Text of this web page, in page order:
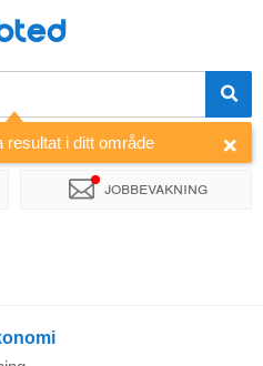
resultat i ditt område
Jobbevakning